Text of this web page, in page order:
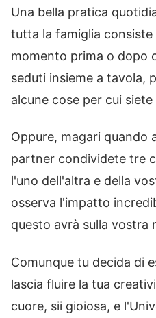
Una bella pratica
tutta la famiglia consiste
momento prima o dopo
seduti insieme a tavola,
alcune cose per cui
Oppure, magari quando
partner condividete tre
l'uno dell'altra e della
osserva l'impatto
questo avrà sulla vostra
Comunque tu decida di
lascia fluire la tua
cuore, sii gioiosa, e